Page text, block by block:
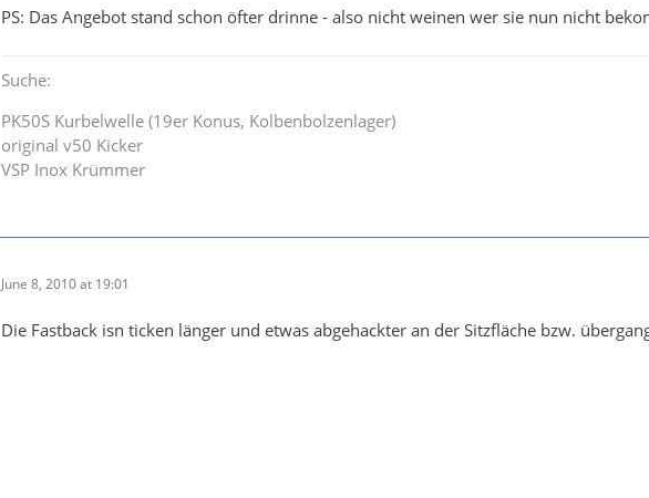
PS: Das Angebot stand schon öfter drinne - also nicht weinen wer sie nun nicht
Suche:
PK50S Kurbelwelle (19er Konus, Kolbenbolzenlager)
original v50 Kicker
VSP Inox Krümmer
June 8, 2010 at 19:01
Die Fastback isn ticken länger und etwas abgehackter an der Sitzfläche bzw.